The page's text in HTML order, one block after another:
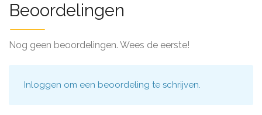
Beoordelingen
Nog geen beoordelingen. Wees de eerste!
Inloggen om een beoordeling te schrijven.